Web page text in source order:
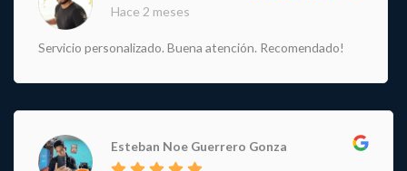
Hace 2 meses
Servicio personalizado. Buena atención. Recomendado!
Esteban Noe Guerrero Gonza